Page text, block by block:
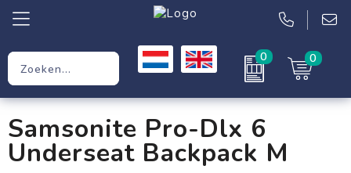
0 0
Werkkleding
Kleding
Samsonite Pro-Dlx 6
Underseat Backpack M